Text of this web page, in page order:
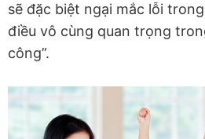
sẽ đặc biệt ngại mắc lỗi
điều vô cùng quan trọng
công”.